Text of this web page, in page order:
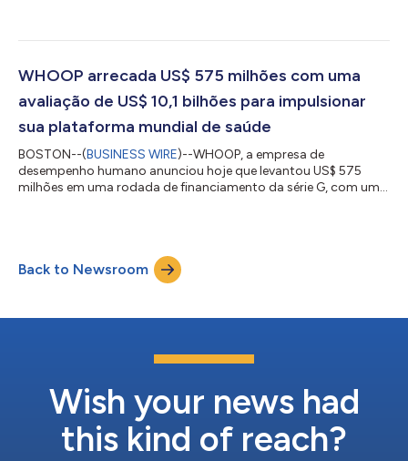
seu mais recente milhão de membros em apenas sete meses. O
olímpico se junta à WHOOP para ajudar a construir a marca
WHOOP arrecada US$ 575 milhões com uma
avaliação de US$ 10,1 bilhões para impulsionar
sua plataforma mundial de saúde
BOSTON--(BUSINESS WIRE)--WHOOP, a empresa de
desempenho humano anunciou hoje que levantou US$ 575
milhões em uma rodada de financiamento da série G, com uma
participação mundial do 2PointZero Group, Qatar Investment
Authority (QIA), Mubadala Investment Company e Abbott,Mayo
Clinic, Macquarie Capital (entidades administ...
Back to Newsroom
Wish your news had
this kind of reach?